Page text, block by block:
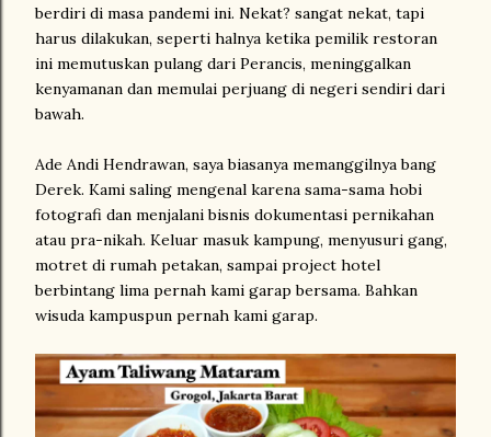
berdiri di masa pandemi ini. Nekat? sangat nekat, tapi
harus dilakukan, seperti halnya ketika pemilik restoran
ini memutuskan pulang dari Perancis, meninggalkan
kenyamanan dan memulai perjuang di negeri sendiri dari
bawah.
Ade Andi Hendrawan, saya biasanya memanggilnya bang
Derek. Kami saling mengenal karena sama-sama hobi
fotografi dan menjalani bisnis dokumentasi pernikahan
atau pra-nikah. Keluar masuk kampung, menyusuri gang,
motret di rumah petakan, sampai project hotel
berbintang lima pernah kami garap bersama. Bahkan
wisuda kampuspun pernah kami garap.